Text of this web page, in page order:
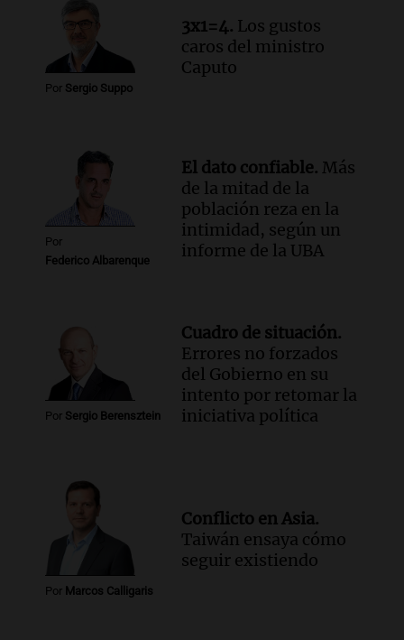
Episodios
Chile planteó mejorar la
conectividad fronteriza, aérea y digital
con Jujuy
Panorama Federal
Por Sergio Suppo
3x1=4. Los gustos
caros del ministro
Caputo
Por
Federico Albarenque
El dato confiable. Más
de la mitad de la
población reza en la
intimidad, según un
informe de la UBA
Por Sergio Berensztein
Cuadro de situación.
Errores no forzados
del Gobierno en su
intento por retomar la
iniciativa política
Por Marcos Calligaris
Conflicto en Asia.
Taiwán ensaya cómo
seguir existiendo